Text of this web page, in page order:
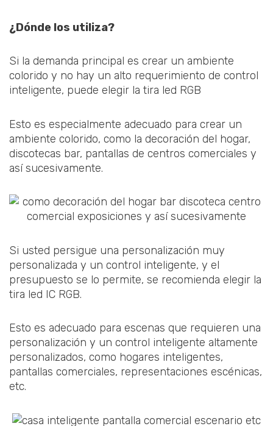
¿Dónde los utiliza?
Si la demanda principal es crear un ambiente
colorido y no hay un alto requerimiento de control
inteligente, puede elegir la tira led RGB
Esto es especialmente adecuado para crear un
ambiente colorido, como la decoración del hogar,
discotecas bar, pantallas de centros comerciales y
así sucesivamente.
Si usted persigue una personalización muy
personalizada y un control inteligente, y el
presupuesto se lo permite, se recomienda elegir la
tira led IC RGB.
Esto es adecuado para escenas que requieren una
personalización y un control inteligente altamente
personalizados, como hogares inteligentes,
pantallas comerciales, representaciones escénicas,
etc.